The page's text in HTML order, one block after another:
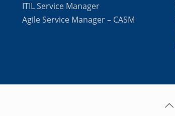
ITIL Service Manager
Agile Service Manager – CASM